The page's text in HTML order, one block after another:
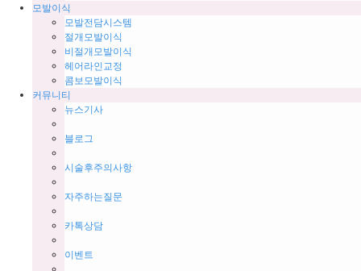
모발이식
모발전담시스템
절개모발이식
비절개모발이식
헤어라인교정
콤보모발이식
커뮤니티
뉴스기사
블로그
시술후주의사항
자주하는질문
카톡상담
이벤트